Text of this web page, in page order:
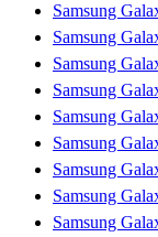
Samsung
Samsung
Samsung
Samsung
Samsung
Samsung
Samsung
Samsung
Samsung